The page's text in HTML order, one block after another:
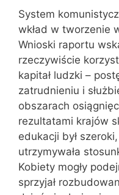
System
wkład w tworzenie
Wnioski raportu
rzeczywiście
kapitał ludzki –
zatrudnieniu i
obszarach
rezultatami krajów
edukacji był
utrzymywała
Kobiety mogły
sprzyjał